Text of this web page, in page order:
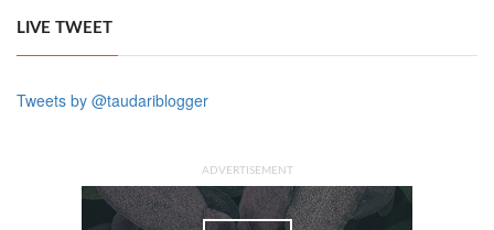
LIVE TWEET
Tweets by @taudariblogger
ADVERTISEMENT